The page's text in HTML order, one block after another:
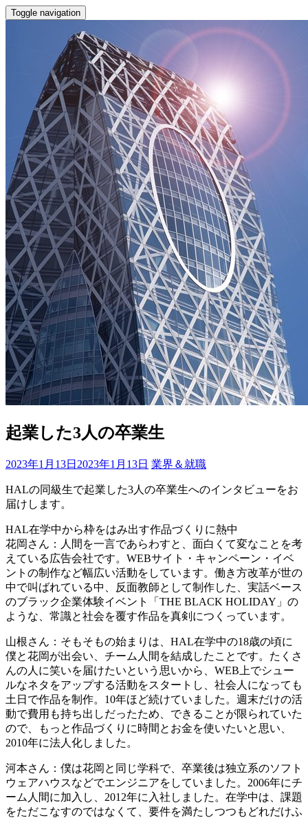
Toggle navigation
起業した3人の卒業生
2023年1月13日 2023年1月13日 業界＆就職
HALの同級生で起業した3人の卒業生へのインタビューをお
届けします。
HAL在学中から枠をはみ出す作品づくりに熱中
花岡さん：人間を一言であらわすと、面白くて変なことを考
えている広告会社です。WEBサイト・キャンペーン・イベ
ントの制作など幅広い活動をしています。働き方改革が世の
中で叫ばれている中、反面教師として制作した、実話ベース
のブラック企業体験イベント「THE BLACK HOLIDAY」の
ような、常識と社会を覆す作品を真剣につくっています。
山根さん：そもそもの始まりは、HAL在学中の18歳の頃に
僕と花岡が出会い、チーム人間を結成したことです。たくさ
んの人に笑いを届けたいという思いから、WEB上でシュー
ルなネタをアップする活動をスタートし、社会人になっても
土日で作品を制作。10年ほど続けていました。週末だけの活
動で費用も持ち出しだったため、できることが限られていた
ので、もっと作品づくりに時間とお金を使いたいと思い、
2010年に法人化しました。
河本さん：僕は花岡と同じ学科で、卒業後は独立系のソフト
ウェアハウスなどでエンジニアをしていました。2006年にチ
ーム人間に加入し、2012年に入社しました。在学中は、課題
をただこなすのではなくて、要件を満たしつつもどれだけふ